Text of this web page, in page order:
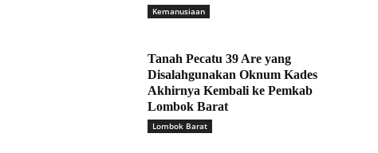
Kemanusiaan
Tanah Pecatu 39 Are yang
Disalahgunakan Oknum Kades
Akhirnya Kembali ke Pemkab
Lombok Barat
Lombok Barat